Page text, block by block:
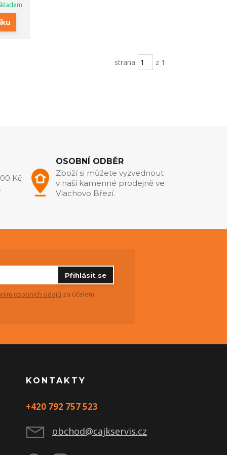
strana z 1
Kč
OSOBNÍ ODBĚR
Zboží si můžete vyzvednout
v naší kamenné prodejně ve
Vlachovo Březí.
Přihlásit se
osobních údajů za účelem
KONTAKTY
+420 792 757 523
obchod@cajkservis.cz